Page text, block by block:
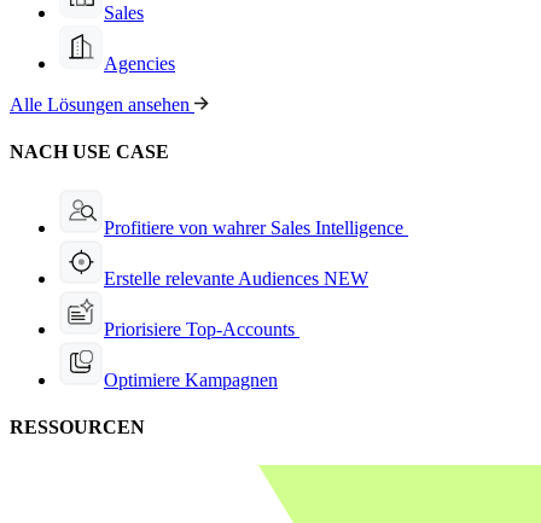
Sales
Agencies
Alle Lösungen ansehen
NACH USE CASE
Profitiere von wahrer Sales Intelligence
Erstelle relevante Audiences NEW
Priorisiere Top-Accounts
Optimiere Kampagnen
RESSOURCEN